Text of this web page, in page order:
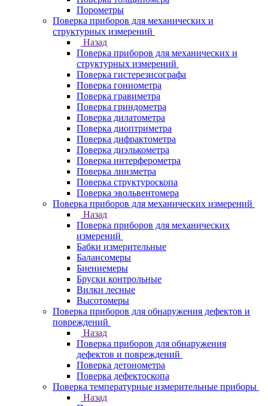
Порометры
Поверка приборов для механических и
структурных измерений
Назад
Поверка приборов для механических и
структурных измерений
Поверка гистерезисографа
Поверка гониометра
Поверка гравиметра
Поверка гриндометра
Поверка дилатометра
Поверка диоптриметра
Поверка дифрактометра
Поверка диэлькометра
Поверка интерферометра
Поверка линзметра
Поверка структуроскопа
Поверка эвольвентомера
Поверка приборов для механических измерений
Назад
Поверка приборов для механических
измерений
Бабки измерительные
Балансомеры
Биениемеры
Бруски контрольные
Вилки лесные
Высотомеры
Поверка приборов для обнаружения дефектов и
повреждений
Назад
Поверка приборов для обнаружения
дефектов и повреждений
Поверка детонометра
Поверка дефектоскопа
Поверка температурные измерительные приборы
Назад